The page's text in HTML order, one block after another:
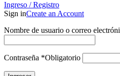
Ingreso / Registro
Sign inCreate an Account
Nombre de usuario o correo
Contraseña *Obligatorio